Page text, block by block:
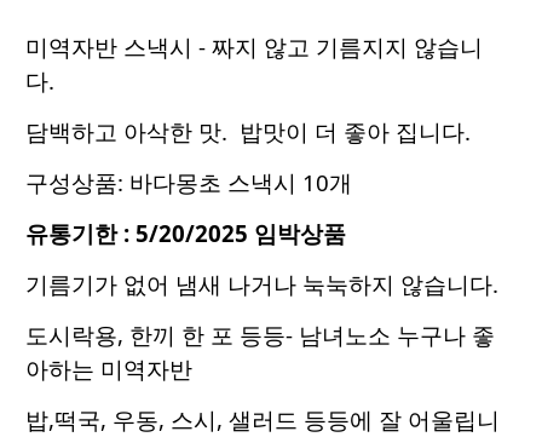
미역자반 스낵시 - 짜지 않고 기름지지 않습니
다.
담백하고 아삭한 맛. 밥맛이 더 좋아 집니다.
구성상품: 바다몽초 스낵시 10개
유통기한 : 5/20/2025 임박상품
기름기가 없어 냄새 나거나 눅눅하지 않습니다.
도시락용, 한끼 한 포 등등- 남녀노소 누구나 좋
아하는 미역자반
밥,떡국, 우동, 스시, 샐러드 등등에 잘 어울립니